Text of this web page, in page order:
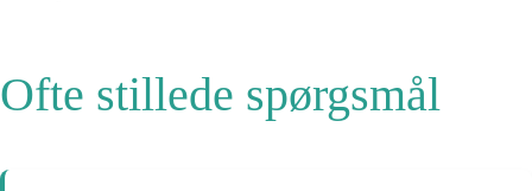
Ofte stillede spørgsmål